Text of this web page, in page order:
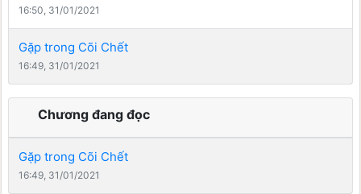
16:50, 31/01/2021
Gặp trong Cõi Chết
16:49, 31/01/2021
Chương đang đọc
Gặp trong Cõi Chết
16:49, 31/01/2021